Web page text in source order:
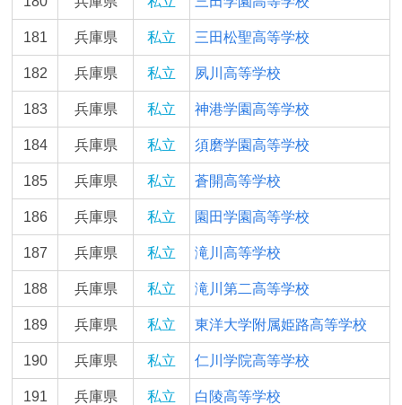
181 兵庫県 私立 三田松聖高等学校
182 兵庫県 私立 夙川高等学校
183 兵庫県 私立 神港学園高等学校
184 兵庫県 私立 須磨学園高等学校
185 兵庫県 私立 蒼開高等学校
186 兵庫県 私立 園田学園高等学校
187 兵庫県 私立 滝川高等学校
188 兵庫県 私立 滝川第二高等学校
189 兵庫県 私立 東洋大学附属姫路高等学校
190 兵庫県 私立 仁川学院高等学校
191 兵庫県 私立 白陵高等学校